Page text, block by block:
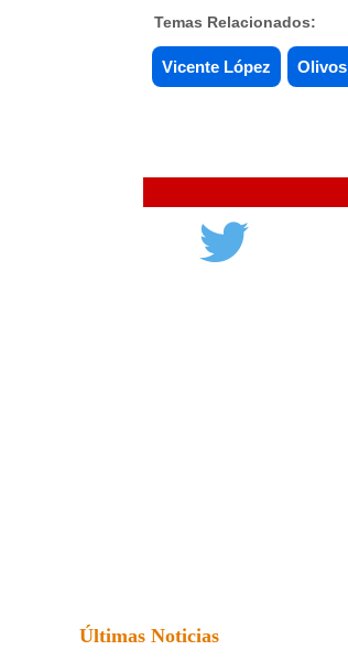
Temas Relacionados:
Vicente López Olivos
Últimas Noticias